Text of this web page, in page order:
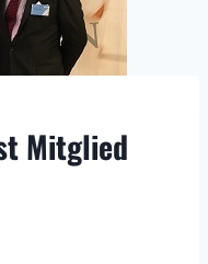
Mitglied